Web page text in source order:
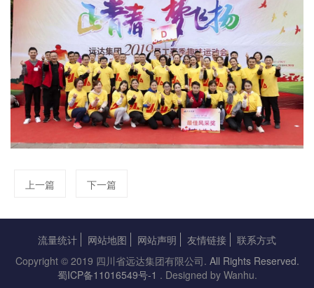
上一篇 下一篇
流量统计 网站地图 网站声明 友情链接
联系方式
Copyright © 2019 四川省远达集团有限公司. All Rights Reserved.
蜀ICP备11016549号-1 . Designed by Wanhu.